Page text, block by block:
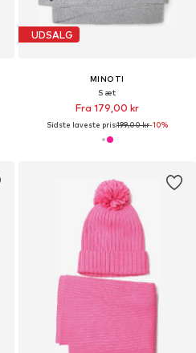
UDSALG
MINOTI
Sæt
Fra 179,00 kr
Sidste laveste pris:199,00 kr-10%